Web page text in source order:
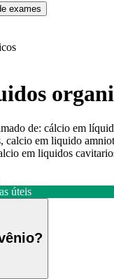
exames
de: cálcio em
calcio em liquido
em liquidos
úteis